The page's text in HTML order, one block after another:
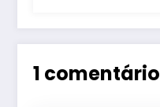
1 comentário